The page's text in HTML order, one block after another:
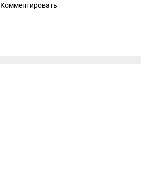
Комментировать